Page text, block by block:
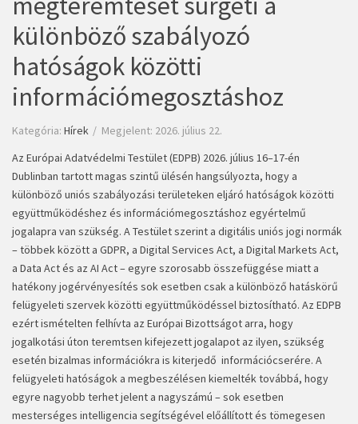
különböző szabályozó
hatóságok közötti
információmegosztáshoz
Kategória: Hírek
Megjelent: 2026. július 22.
Az Európai Adatvédelmi Testület (EDPB) 2026. július 16–17-én
Dublinban tartott magas szintű ülésén hangsúlyozta, hogy a
különböző uniós szabályozási területeken eljáró hatóságok közötti
együttműködéshez és információmegosztáshoz egyértelmű
jogalapra van szükség. A Testület szerint a digitális uniós jogi normák
– többek között a GDPR, a Digital Services Act, a Digital Markets Act,
a Data Act és az AI Act – egyre szorosabb összefüggése miatt a
hatékony jogérvényesítés sok esetben csak a különböző hatáskörű
felügyeleti szervek közötti együttműködéssel biztosítható. Az EDPB
ezért ismételten felhívta az Európai Bizottságot arra, hogy
jogalkotási úton teremtsen kifejezett jogalapot az ilyen, szükség
esetén bizalmas információkra is kiterjedő információcserére. A
felügyeleti hatóságok a megbeszélésen kiemelték továbbá, hogy
egyre nagyobb terhet jelent a nagyszámú – sok esetben
mesterséges intelligencia segítségével előállított és tömegesen